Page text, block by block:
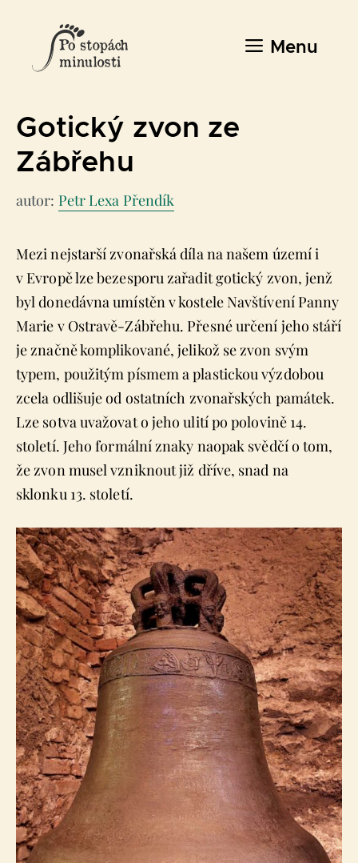
Menu
Gotický zvon ze
Zábřehu
autor: Petr Lexa Přendík
Mezi nejstarší zvonařská díla na našem území i
v Evropě lze bezesporu zařadit gotický zvon, jenž
byl donedávna umístěn v kostele Navštívení Panny
Marie v Ostravě-Zábřehu. Přesné určení jeho stáří
je značně komplikované, jelikož se zvon svým
typem, použitým písmem a plastickou výzdobou
zcela odlišuje od ostatních zvonařských památek.
Lze sotva uvažovat o jeho ulití po polovině 14.
století. Jeho formální znaky naopak svědčí o tom,
že zvon musel vzniknout již dříve, snad na
sklonku 13. století.